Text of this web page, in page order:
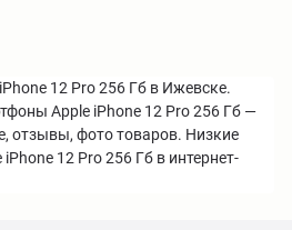
12 Pro 256 Гб в Ижевске.
Apple iPhone 12 Pro 256 Гб —
отзывы, фото товаров. Низкие
12 Pro 256 Гб в интернет-